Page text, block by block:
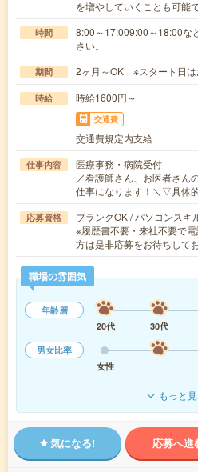
を増やしていくことも可能
時間
8:00～17:009:00～18:00な
さい。
期間 2ヶ月～OK ※スタート日は
時給 時給1600円～
交通費
交通費規定内支給
仕事内容
医療事務・病院受付
／看護師さん、お医者さん
仕事になります！＼▽具体
応募資格
ブランクOK / パソコンスキ
※履歴書不要・来社不要で
方は是非応募をお待ちして
職場の雰囲気
年齢層
20代
30代
男女比率
女性
もっと
気になる! 応募へ進